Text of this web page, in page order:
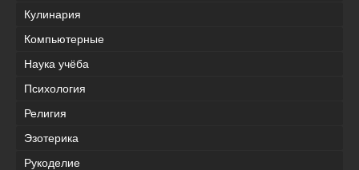
Кулинария
Компьютерные
Наука учёба
Психология
Религия
Эзотерика
Рукоделие